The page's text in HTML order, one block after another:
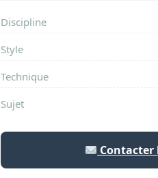
Discipline
Style
Technique
Sujet